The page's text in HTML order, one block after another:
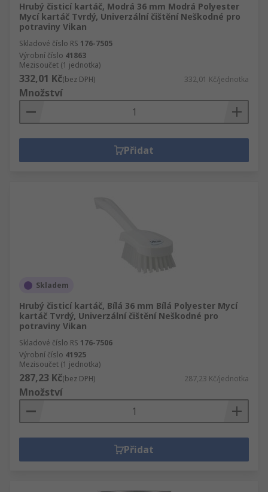
Hrubý čisticí kartáč, Modrá 36 mm Modrá Polyester
Mycí kartáč Tvrdý, Univerzální čištění Neškodné pro
potraviny Vikan
Skladové číslo RS 176-7505
Výrobní číslo 41863
Mezisoučet (1 jednotka)
332,01 Kč(bez DPH) 332,01 Kč/jednotka
Množství
Přidat
Skladem
Hrubý čisticí kartáč, Bílá 36 mm Bílá Polyester Mycí
kartáč Tvrdý, Univerzální čištění Neškodné pro
potraviny Vikan
Skladové číslo RS 176-7506
Výrobní číslo 41925
Mezisoučet (1 jednotka)
287,23 Kč(bez DPH) 287,23 Kč/jednotka
Množství
Přidat